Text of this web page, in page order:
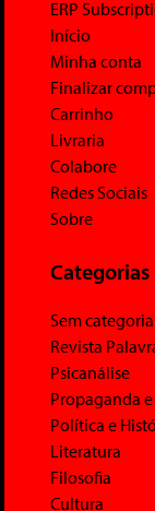
ERP
Início
Minha conta
Finalizar
Carrinho
Livraria
Colabore
Redes Sociais
Sobre
Categorias
Sem categoria
Revista
Psicanálise
Propaganda
Política e
Literatura
Filosofia
Cultura